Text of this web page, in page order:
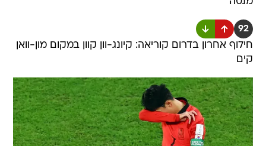
92
חילוף אחרון בדרום קוריאה: קיונג-וון קוון במקום מון-וואן
קים